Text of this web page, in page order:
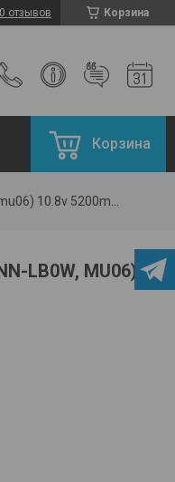
Корзина
отзывов
Корзина
LB0W, MU06)